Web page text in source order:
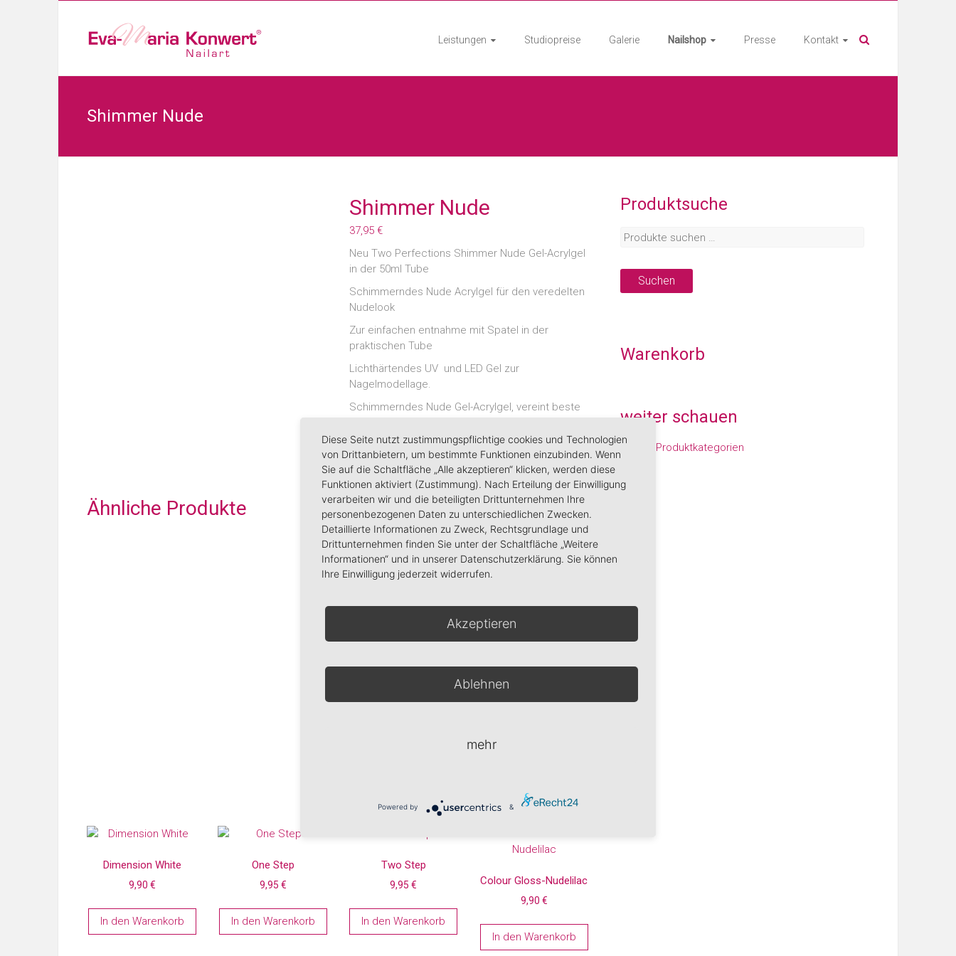
Leistungen Studiopreise Galerie Nailshop Presse Kontakt
Shimmer Nude
Shimmer Nude
37,95€
Neu Two Perfections Shimmer Nude Gel-Acrylgel
in der 50ml Tube
Schimmerndes Nude Acrylgel für den veredelten
Nudelook
Zur einfachen entnahme mit Spatel in der
praktischen Tube
Lichthärtendes UV und LED Gel zur
Nagelmodellage.
Schimmerndes Nude Gel-Acrylgel, vereint beste
Produkt. Keine Geruchsbelästigung, kann bis zur
Aushärtung in der UV Lampe bearbeitet werden
ohne Zeitdruck. Nach dem Haftgel mit einem
Spatel auf den Nagel aufsetzen, den Pinsel mit
Glossy Clean anfeuchten, das Gel mit leichtem
Druck in Form tupfen und 2 Min. UV aushärten
oder LED. (Den Pinsel nur leicht auf einer
getränkten Zelette anfeuchten, nicht zu nass
arbeiten da sich sonst starke Hitze beim
aushärten aufgrund des Alkohols auf dem Nagel
Einfache und schnelle Verarbeitung.
zum pinchen geeignet.
In den Warenkorb
Ähnliche Produkte
Dimension White
9,90€
In den Warenkorb
One Step
9,95 €
In den Warenkorb
Two Step
9,95€
In den Warenkorb
Colour Gloss-Nudelilac
9,90 €
In den Warenkorb
Produktsuche
Suchen
Warenkorb
weiter schauen
zu den Produktkategorien
Diese Seite nutzt zustimmungspflichtige cookies und Technologien
von Drittanbietern, um bestimmte Funktionen einzubinden. Wenn
Sie auf die Schaltfläche „Alle akzeptieren“ klicken, werden diese
Funktionen aktiviert (Zustimmung). Nach Erteilung der Einwilligung
verarbeiten wir und die beteiligten Drittunternehmen Ihre
personenbezogenen Daten zu unterschiedlichen Zwecken.
Detaillierte Informationen zu Zweck, Rechtsgrundlage und
Drittunternehmen finden Sie unter der Schaltfläche „Weitere
Informationen“ und in unserer Datenschutzerklärung. Sie können
Ihre Einwilligung jederzeit widerrufen.
Akzeptieren
Ablehnen
mehr
Powered by &